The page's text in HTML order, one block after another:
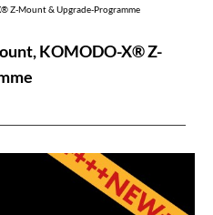
Z-Mount & Upgrade-Programme
KOMODO-X® Z-